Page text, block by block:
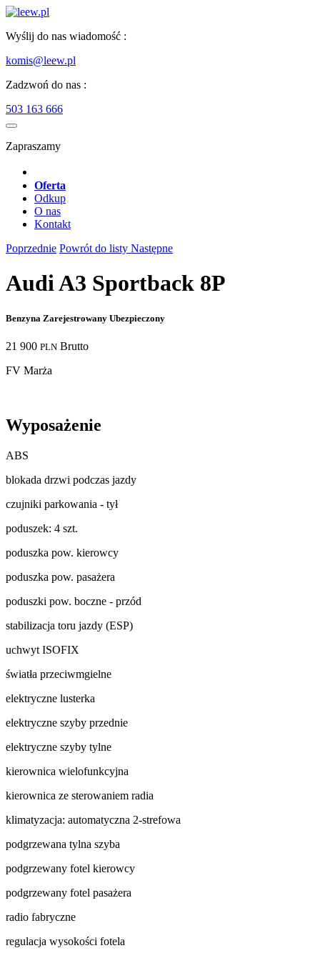
Wyślij do nas wiadomość :
komis@leew.pl
Zadzwoń do nas :
503 163 666
Zapraszamy
Oferta
Odkup
O nas
Kontakt
Poprzednie Powrót do listy Następne
Audi A3 Sportback 8P
Benzyna Zarejestrowany Ubezpieczony
21 900 PLN Brutto
FV Marża
Wyposażenie
ABS
blokada drzwi podczas jazdy
czujniki parkowania - tył
poduszek: 4 szt.
poduszka pow. kierowcy
poduszka pow. pasażera
poduszki pow. boczne - przód
stabilizacja toru jazdy (ESP)
uchwyt ISOFIX
światła przeciwmgielne
elektryczne lusterka
elektryczne szyby przednie
elektryczne szyby tylne
kierownica wielofunkcyjna
kierownica ze sterowaniem radia
klimatyzacja: automatyczna 2-strefowa
podgrzewana tylna szyba
podgrzewany fotel kierowcy
podgrzewany fotel pasażera
radio fabryczne
regulacja wysokości fotela